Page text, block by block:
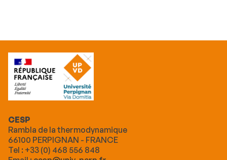
CESP
Rambla de la thermodynamique
66100 PERPIGNAN - FRANCE
Tel : +33 (0) 468 556 848